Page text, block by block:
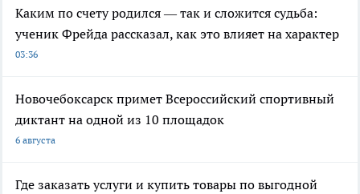
Каким по счету родился — так и сложится судьба:
ученик Фрейда рассказал, как это влияет на характер
03:36
Новочебоксарск примет Всероссийский спортивный
диктант на одной из 10 площадок
6 августа
Где заказать услуги и купить товары по выгодной